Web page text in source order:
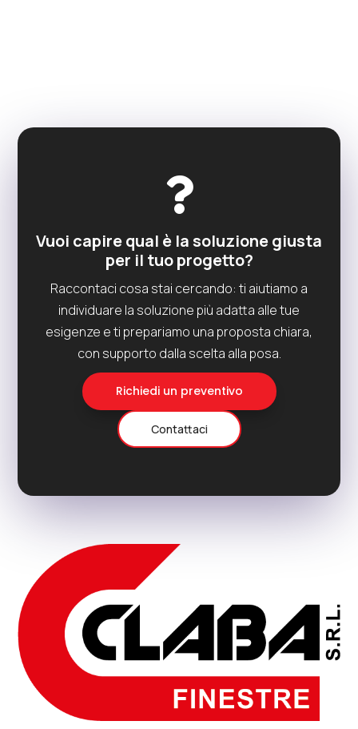

Vuoi capire qual è la soluzione giusta
per il tuo progetto?
Raccontaci cosa stai cercando: ti aiutiamo a
individuare la soluzione più adatta alle tue
esigenze e ti prepariamo una proposta chiara,
con supporto dalla scelta alla posa.
Richiedi un preventivo
Contattaci